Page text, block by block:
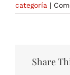
categoría |
Share